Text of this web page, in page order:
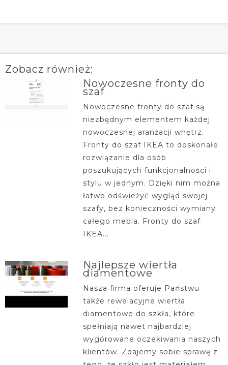
Zobacz również:
Nowoczesne fronty do
szaf
Nowoczesne fronty do szaf są
niezbędnym elementem każdej
nowoczesnej aranżacji wnętrz.
Fronty do szaf IKEA to doskonałe
rozwiązanie dla osób
poszukujących funkcjonalności i
stylu w jednym. Dzięki nim można
łatwo odświeżyć wygląd swojej
szafy, bez konieczności wymiany
całego mebla. Fronty do szaf
IKEA...
Najlepsze wiertła
diamentowe
Nasza firma oferuje Państwu
także rewelacyjne wiertła
diamentowe do szkła, które
spełniają nawet najbardziej
wygórowane oczekiwania naszych
klientów. Zdajemy sobie sprawę z